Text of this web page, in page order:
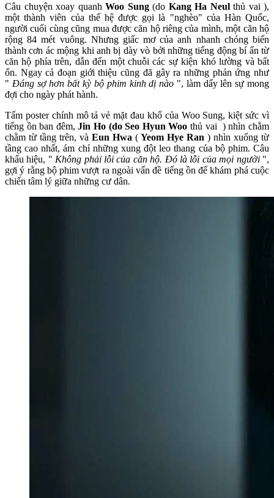
Câu chuyện xoay quanh Woo Sung(do Kang Ha Neulthủ vai ),
một thành viên của thế hệ được gọi là "nghèo" của Hàn Quốc,
người cuối cùng cũng mua được căn hộ riêng của mình, một căn hộ
rộng 84 mét vuông. Nhưng giấc mơ của anh nhanh chóng biến
thành cơn ác mộng khi anh bị dày vò bởi những tiếng động bí ẩn từ
căn hộ phía trên, dẫn đến một chuỗi các sự kiện khó lường và bất
ổn. Ngay cả đoạn giới thiệu cũng đã gây ra những phản ứng như
" Đáng sợ hơn bất kỳ bộ phim kinh dị nào ", làm dấy lên sự mong
đợi cho ngày phát hành.
Tấm poster chính mô tả vẻ mặt đau khổ của Woo Sung, kiệt sức vì
tiếng ồn ban đêm,Jin Ho (do Seo Hyun Woo thủ vai ) nhìn chằm
chằm từ tầng trên, và Eun Hwa (Yeom Hye Ran ) nhìn xuống từ
tầng cao nhất, ám chỉ những xung đột leo thang của bộ phim. Câu
khẩu hiệu, " Không phải lỗi của căn hộ. Đó là lỗi của mọi người",
gợi ý rằng bộ phim vượt ra ngoài vấn đề tiếng ồn để khám phá cuộc
chiến tâm lý giữa những cư dân.